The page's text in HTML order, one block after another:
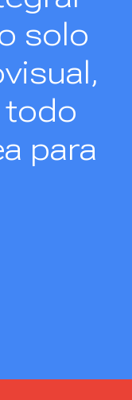
solo
para